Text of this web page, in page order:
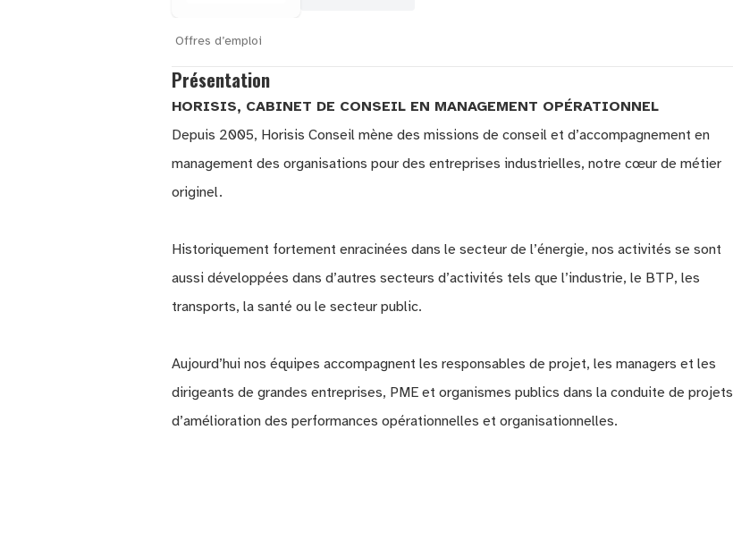
Offres d’emploi
Présentation
HORISIS, CABINET DE CONSEIL EN MANAGEMENT OPÉRATIONNEL
Depuis 2005, Horisis Conseil mène des missions de conseil et d’accompagnement en
management des organisations pour des entreprises industrielles, notre cœur de métier
originel.
Historiquement fortement enracinées dans le secteur de l’énergie, nos activités se sont
aussi développées dans d’autres secteurs d’activités tels que l’industrie, le BTP, les
transports, la santé ou le secteur public.
Aujourd’hui nos équipes accompagnent les responsables de projet, les managers et les
dirigeants de grandes entreprises, PME et organismes publics dans la conduite de projets
d’amélioration des performances opérationnelles et organisationnelles.